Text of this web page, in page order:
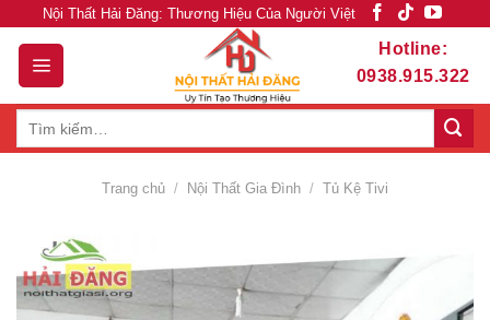
content
Nội Thất Hải Đăng: Thương Hiệu Của Người Việt
Hotline:
0938.915.322
Trang chủ / Nội Thất Gia Đình / Tủ Kệ Tivi